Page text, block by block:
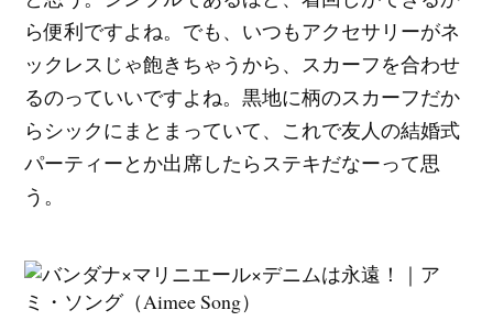
ら便利ですよね。でも、いつもアクセサリーがネ
ックレスじゃ飽きちゃうから、スカーフを合わせ
るのっていいですよね。黒地に柄のスカーフだか
らシックにまとまっていて、これで友人の結婚式
パーティーとか出席したらステキだなーって思
う。